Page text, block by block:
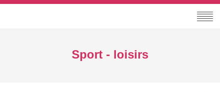
Sport - loisirs